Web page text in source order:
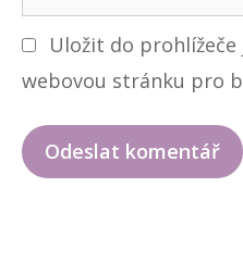
i
l
e
b
Uložit do prohlížeče
webovou stránku pro